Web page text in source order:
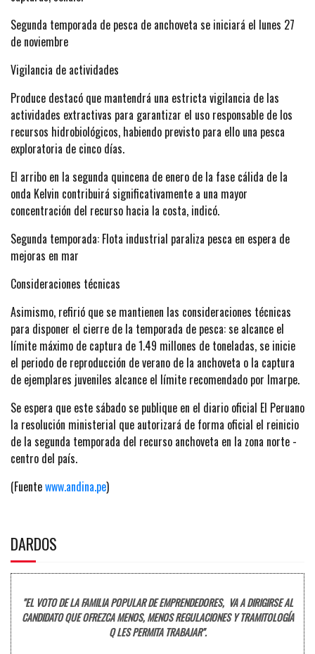
Segunda temporada de pesca de anchoveta se iniciará el lunes 27
de noviembre
Vigilancia de actividades
Produce destacó que mantendrá una estricta vigilancia de las
actividades extractivas para garantizar el uso responsable de los
recursos hidrobiológicos, habiendo previsto para ello una pesca
exploratoria de cinco días.
El arribo en la segunda quincena de enero de la fase cálida de la
onda Kelvin contribuirá significativamente a una mayor
concentración del recurso hacia la costa, indicó.
Segunda temporada: Flota industrial paraliza pesca en espera de
mejoras en mar
Consideraciones técnicas
Asimismo, refirió que se mantienen las consideraciones técnicas
para disponer el cierre de la temporada de pesca: se alcance el
límite máximo de captura de 1.49 millones de toneladas, se inicie
el periodo de reproducción de verano de la anchoveta o la captura
de ejemplares juveniles alcance el límite recomendado por Imarpe.
Se espera que este sábado se publique en el diario oficial El Peruano
la resolución ministerial que autorizará de forma oficial el reinicio
de la segunda temporada del recurso anchoveta en la zona norte -
centro del país.
(Fuentewww.andina.pe)
DARDOS
"EL VOTO DE LA FAMILIA POPULAR DE EMPRENDEDORES, VA A DIRIGIRSE AL
CANDIDATO QUE OFREZCA MENOS, MENOS REGULACIONES Y TRAMITOLOGÍA
Q LES PERMITA TRABAJAR".